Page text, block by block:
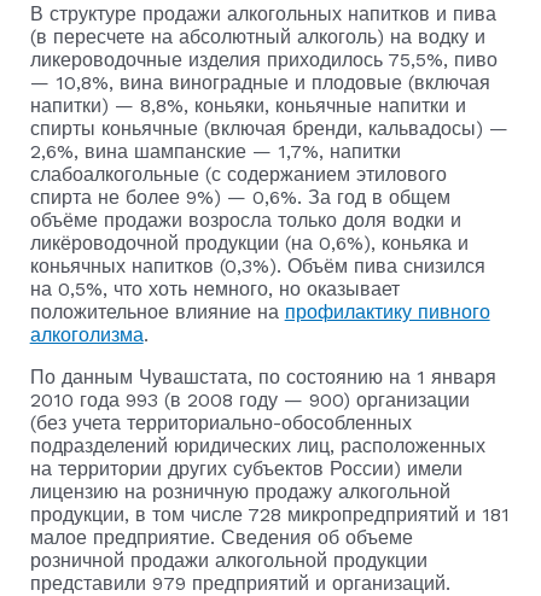
В структуре продажи алкогольных напитков и пива
(в пересчете на абсолютный алкоголь) на водку и
ликероводочные изделия приходилось 75,5%, пиво
— 10,8%, вина виноградные и плодовые (включая
напитки) — 8,8%, коньяки, коньячные напитки и
спирты коньячные (включая бренди, кальвадосы) —
2,6%, вина шампанские — 1,7%, напитки
слабоалкогольные (с содержанием этилового
спирта не более 9%) — 0,6%. За год в общем
объёме продажи возросла только доля водки и
ликёроводочной продукции (на 0,6%), коньяка и
коньячных напитков (0,3%). Объём пива снизился
на 0,5%, что хоть немного, но оказывает
положительное влияние на профилактику пивного
алкоголизма.
По данным Чувашстата, по состоянию на 1 января
2010 года 993 (в 2008 году — 900) организации
(без учета территориально-обособленных
подразделений юридических лиц, расположенных
на территории других субъектов России) имели
лицензию на розничную продажу алкогольной
продукции, в том числе 728 микропредприятий и 181
малое предприятие. Сведения об объеме
розничной продажи алкогольной продукции
представили 979 предприятий и организаций.